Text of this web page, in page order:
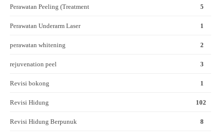
Perawatan Peeling (Treatment 5
Perawatan Underarm Laser 1
perawatan whitening 2
rejuvenation peel 3
Revisi bokong 1
Revisi Hidung 102
Revisi Hidung Berpunuk 8